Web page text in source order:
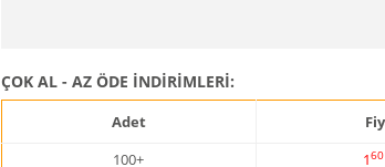
ÇOK AL - AZ ÖDE İNDİRİMLERİ:
Adet
100+
160